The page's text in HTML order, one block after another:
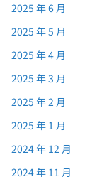
2025 年 6 月
2025 年 5 月
2025 年 4 月
2025 年 3 月
2025 年 2 月
2025 年 1 月
2024 年 12 月
2024 年 11 月